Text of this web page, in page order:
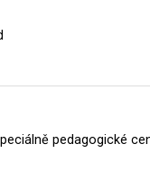
pedagogické